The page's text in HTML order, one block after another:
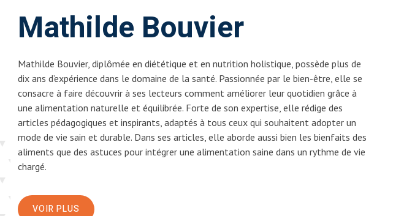
Mathilde Bouvier
Mathilde Bouvier, diplômée en diététique et en nutrition holistique, possède plus de
dix ans d’expérience dans le domaine de la santé. Passionnée par le bien-être, elle se
consacre à faire découvrir à ses lecteurs comment améliorer leur quotidien grâce à
une alimentation naturelle et équilibrée. Forte de son expertise, elle rédige des
articles pédagogiques et inspirants, adaptés à tous ceux qui souhaitent adopter un
mode de vie sain et durable. Dans ses articles, elle aborde aussi bien les bienfaits des
aliments que des astuces pour intégrer une alimentation saine dans un rythme de vie
chargé.
VOIR PLUS